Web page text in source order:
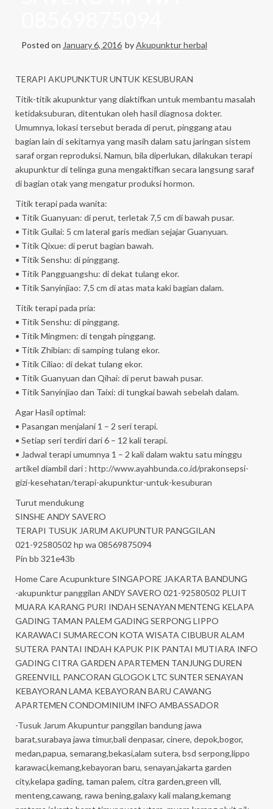
Posted on January 6, 2016 byAkupunktur herbal
TERAPI AKUPUNKTUR UNTUK KESUBURAN
Titik-titik akupunktur yang diaktifkan untuk membantu masalah
ketidaksuburan, ditentukan oleh hasil diagnosa dokter.
Umumnya, lokasi tersebut berada di perut, pinggang atau
bagian lain di sekitarnya yang masih dalam satu jaringan sistem
saraf organ reproduksi. Namun, bila diperlukan, dilakukan terapi
akupunktur di telinga guna mengaktifkan secara langsung saraf
di bagian otak yang mengatur produksi hormon.
Titik terapi pada wanita:
• Titik Guanyuan: di perut, terletak 7,5 cm di bawah pusar.
• Titik Guilai: 5 cm lateral garis median sejajar Guanyuan.
• Titik Qixue: di perut bagian bawah.
• Titik Senshu: di pinggang.
• Titik Pangguangshu: di dekat tulang ekor.
• Titik Sanyinjiao: 7,5 cm di atas mata kaki bagian dalam.
Titik terapi pada pria:
• Titik Senshu: di pinggang.
• Titik Mingmen: di tengah pinggang.
• Titik Zhibian: di samping tulang ekor.
• Titik Ciliao: di dekat tulang ekor.
• Titik Guanyuan dan Qihai: di perut bawah pusar.
• Titik Sanyinjiao dan Taixi: di tungkai bawah sebelah dalam.
Agar Hasil optimal:
• Pasangan menjalani 1 – 2 seri terapi.
• Setiap seri terdiri dari 6 – 12 kali terapi.
• Jadwal terapi umumnya 1 – 2 kali dalam waktu satu minggu
artikel diambil dari : http://www.ayahbunda.co.id/prakonsepsi-
gizi-kesehatan/terapi-akupunktur-untuk-kesuburan
Turut mendukung
SINSHE ANDY SAVERO
TERAPI TUSUK JARUM AKUPUNTUR PANGGILAN
021-92580502 hp wa 08569875094
Pin bb 321e43b
Home Care Acupunkture SINGAPORE JAKARTA BANDUNG
-akupunktur panggilan ANDY SAVERO 021-92580502 PLUIT
MUARA KARANG PURI INDAH SENAYAN MENTENG KELAPA
GADING TAMAN PALEM GADING SERPONG LIPPO
KARAWACI SUMARECON KOTA WISATA CIBUBUR ALAM
SUTERA PANTAI INDAH KAPUK PIK PANTAI MUTIARA INFO
GADING CITRA GARDEN APARTEMEN TANJUNG DUREN
GREENVILL PANCORAN GLOGOK LTC SUNTER SENAYAN
KEBAYORAN LAMA KEBAYORAN BARU CAWANG
APARTEMEN CONDOMINIUM INFO AMBASSADOR
-Tusuk Jarum Akupuntur panggilan bandung jawa
barat,surabaya jawa timur,bali denpasar, cinere, depok,bogor,
medan,papua, semarang,bekasi,alam sutera, bsd serpong,lippo
karawaci,kemang,kebayoran baru, senayan,jakarta garden
city,kelapa gading, taman palem, citra garden,green vill,
menteng,cawang, rawa bening,galaxy kali malang,kemang